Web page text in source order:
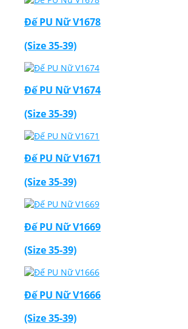
Đế PU Nữ V1678
(Size 35-39)
Đế PU Nữ V1674
(Size 35-39)
Đế PU Nữ V1671
(Size 35-39)
Đế PU Nữ V1669
(Size 35-39)
Đế PU Nữ V1666
(Size 35-39)